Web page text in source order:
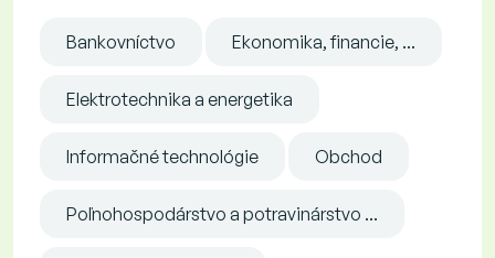
Bankovníctvo Ekonomika, financie, ...
Elektrotechnika a energetika
Informačné technológie Obchod
Poľnohospodárstvo a potravinárstvo ...